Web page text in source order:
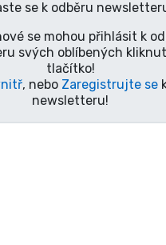
se k odběru
se mohou přihlásit k
svých oblíbených
tlačítko!
, nebo Zaregistrujte se
newsletteru!